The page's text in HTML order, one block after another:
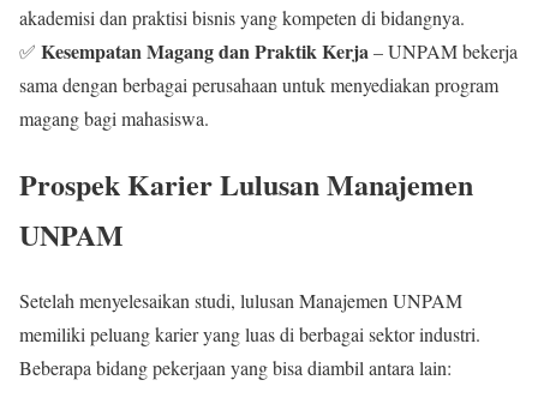
akademisi dan praktisi bisnis yang kompeten di bidangnya.
✅ Kesempatan Magang dan Praktik Kerja– UNPAM bekerja
sama dengan berbagai perusahaan untuk menyediakan program
magang bagi mahasiswa.
Prospek Karier Lulusan Manajemen
UNPAM
Setelah menyelesaikan studi, lulusan Manajemen UNPAM
memiliki peluang karier yang luas di berbagai sektor industri.
Beberapa bidang pekerjaan yang bisa diambil antara lain: